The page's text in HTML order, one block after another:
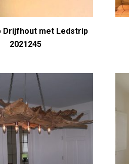
Drijfhout met Ledstrip
2021245